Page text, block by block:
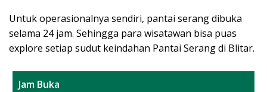
Untuk operasionalnya sendiri, pantai serang dibuka
selama 24 jam. Sehingga para wisatawan bisa puas
explore setiap sudut keindahan Pantai Serang di Blitar.
Jam Buka